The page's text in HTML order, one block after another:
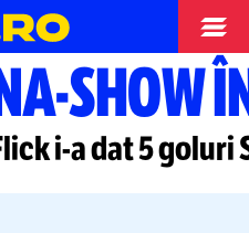
SHOW
i-adat 5 goluri